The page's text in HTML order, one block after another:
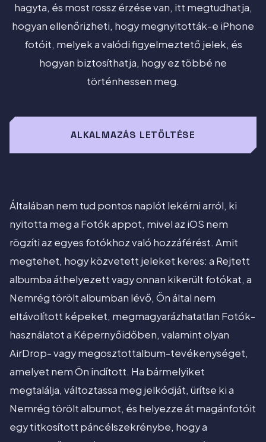
hagyta, és most rossz érzése van, itt megtudhatja,
hogyan ellenőrizheti, hogy megnyitották-e iPhone
fotóit, melyek a valódi figyelmeztető jelek, és
hogyan biztosíthatja, hogy ez többé ne
történhessen meg.
ALKALMAZÁS LETÖLTÉSE
Általában nem tud pontos naplót lekérni arról, ki
nyitotta meg a Fotók appot, mivel az iOS nem
rögzíti az egyes fotókhoz való hozzáférést. Amit
megtehet, hogy közvetett jeleket keres: a Rejtett
albumba áthelyezett vagy onnan kikerült fotókat, a
Nemrég törölt albumban lévő, Ön által nem
eltávolított képeket, megmagyarázhatatlan Fotók-
használatot a Képernyőidőben, valamint olyan
AirDrop- vagy megosztottalbum-tevékenységet,
amelyet nem Ön indított. Ha bármelyiket
megtalálja, változtassa meg jelkódját, ürítse ki a
Nemrég törölt albumot, és helyezze át magánfotóit
egy titkosított páncélszekrénybe, hogy a